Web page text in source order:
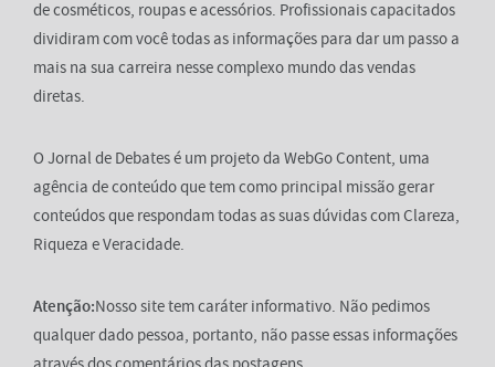
de cosméticos, roupas e acessórios. Profissionais capacitados
dividiram com você todas as informações para dar um passo a
mais na sua carreira nesse complexo mundo das vendas
diretas.
O Jornal de Debates é um projeto da WebGo Content, uma
agência de conteúdo que tem como principal missão gerar
conteúdos que respondam todas as suas dúvidas com Clareza,
Riqueza e Veracidade.
Atenção:Nosso site tem caráter informativo. Não pedimos
qualquer dado pessoa, portanto, não passe essas informações